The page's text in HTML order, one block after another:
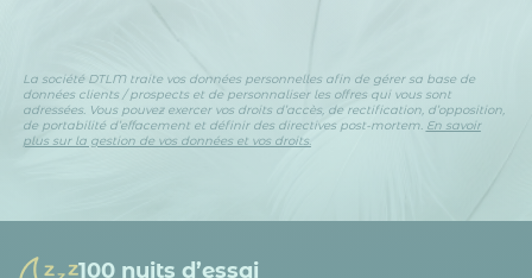
La société DTLM traite vos données personnelles afin de gérer sa base de
données clients / prospects et de personnaliser les offres qui vous sont
adressées. Vous pouvez exercer vos droits d’accès, de rectification, d’opposition,
de portabilité d’effacement et définir des directives post-mortem. En savoir
plus sur la gestion de vos données et vos droits.
100 nuits d’essai